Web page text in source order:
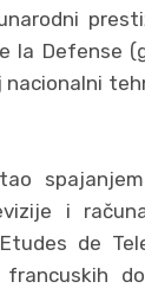
la Defense
i
de